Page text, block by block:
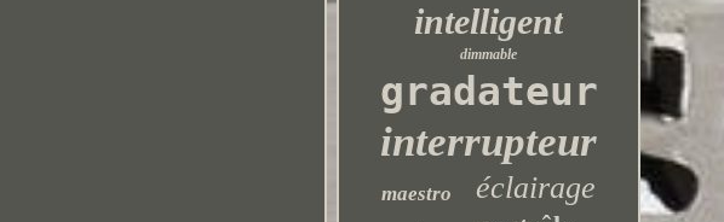
intelligent
dimmable
gradateur
interrupteur
maestro éclairage